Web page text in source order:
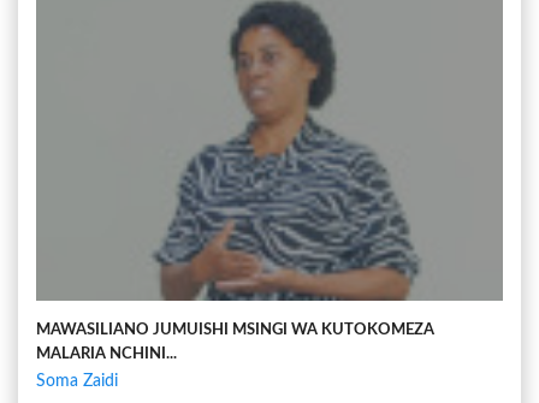
MAWASILIANO JUMUISHI MSINGI WA KUTOKOMEZA
MALARIA NCHINI...
Soma Zaidi